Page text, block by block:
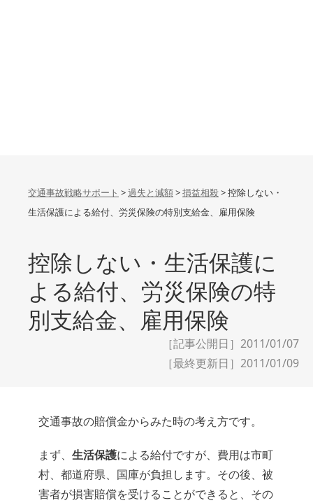
交通事故戦略サポート >過失と減額>損益相殺>控除しない・
生活保護による給付、労災保険の特別支給金、雇用保険
控除しない・生活保護に
よる給付、労災保険の特
別支給金、雇用保険
［記事公開日］2011/01/07
［最終更新日］ 2011/01/09
交通事故の賠償金からみた時の考え方です。
まず、 生活保護による給付ですが、費用は市町
村、都道府県、国庫が負担します。その後、被
害者が損害賠償を受けることができると、その